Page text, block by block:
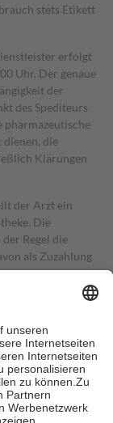
stets Etikett
erfolgt
Uhr. Der genaue
der
des Spediteurs
pharmazeutische
die
Klärungen
der Arzt ein
Die
Regel die
als Zuzahlung
von zehn
die tatsächlichen
Apotheken.
die
je